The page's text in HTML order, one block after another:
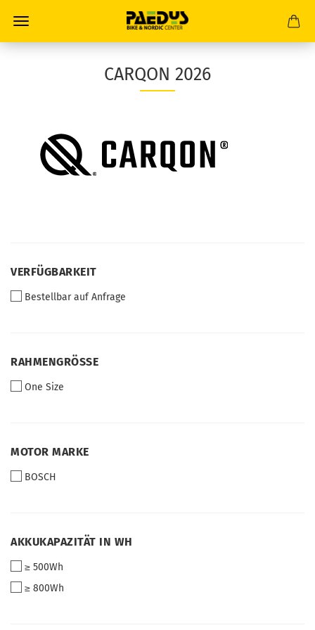
CARQON 2026
VERFÜGBARKEIT
VERFÜGBARKEIT
Bestellbar auf Anfrage
RAHMENGRÖSSE
RAHMENGRÖSSE
One Size
MOTOR
MOTOR MARKE
BOSCH
AKKUKAPAZITÄT
WH
AKKUKAPAZITÄT IN WH
≥ 500Wh
≥ 800Wh